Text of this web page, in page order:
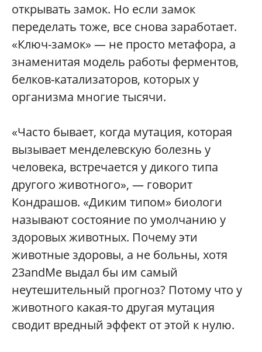
открывать замок. Но если замок
переделать тоже, все снова заработает.
«Ключ-замок» — не просто метафора, а
знаменитая модель работы ферментов,
белков-катализаторов, которых у
организма многие тысячи.
«Часто бывает, когда мутация, которая
вызывает менделевскую болезнь у
человека, встречается у дикого типа
другого животного», — говорит
Кондрашов. «Диким типом» биологи
называют состояние по умолчанию у
здоровых животных. Почему эти
животные здоровы, а не больны, хотя
23andMe выдал бы им самый
неутешительный прогноз? Потому что у
животного какая-то другая мутация
сводит вредный эффект от этой к нулю.